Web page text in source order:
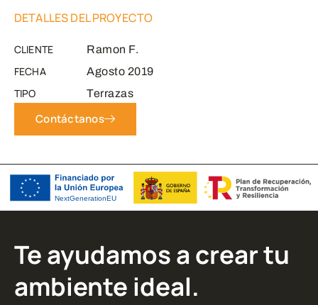
DETALLES DEL PROYECTO
CLIENTE Ramon F.
FECHA Agosto 2019
TIPO Terrazas
Contáctanos
Te ayudamos a crear tu
ambiente ideal.